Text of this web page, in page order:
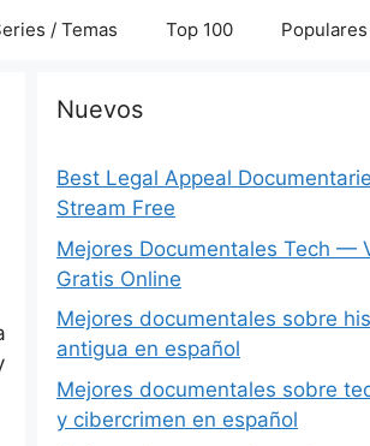
/ Temas Top 100 Populares
Nuevos
Best Legal Appeal
Stream Free
Mejores Documentales Tech —
Gratis Online
Mejores documentales sobre
antigua en español
Mejores documentales sobre
y cibercrimen en español